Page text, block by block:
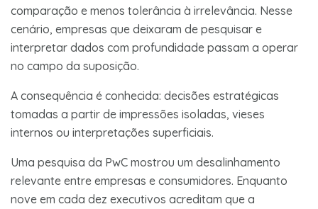
comparação e menos tolerância à irrelevância. Nesse
cenário, empresas que deixaram de pesquisar e
interpretar dados com profundidade passam a operar
no campo da suposição.
A consequência é conhecida: decisões estratégicas
tomadas a partir de impressões isoladas, vieses
internos ou interpretações superficiais.
Uma pesquisa da PwC mostrou um desalinhamento
relevante entre empresas e consumidores. Enquanto
nove em cada dez executivos acreditam que a